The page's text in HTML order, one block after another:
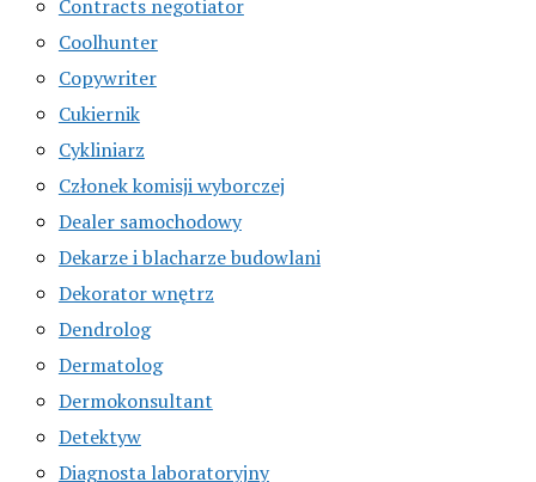
Contracts negotiator
Coolhunter
Copywriter
Cukiernik
Cykliniarz
Członek komisji wyborczej
Dealer samochodowy
Dekarze i blacharze budowlani
Dekorator wnętrz
Dendrolog
Dermatolog
Dermokonsultant
Detektyw
Diagnosta laboratoryjny